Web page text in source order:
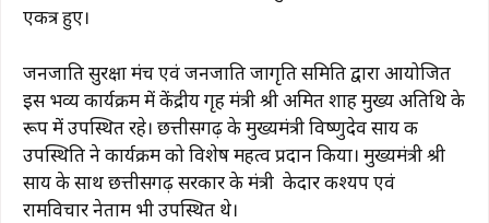
k
एकत्र हुए।
जनजाति सुरक्षा मंच एवं जनजाति जागृति समिति द्वारा आयोजित
इस भव्य कार्यक्रम में केंद्रीय गृह मंत्री श्री अमित शाह मुख्य अतिथि के
रूप में उपस्थित रहे। छत्तीसगढ़ के मुख्यमंत्री विष्णुदेव साय की
उपस्थिति ने कार्यक्रम को विशेष महत्व प्रदान किया। मुख्यमंत्री श्री
साय के साथ छत्तीसगढ़ सरकार के मंत्री केदार कश्यप एवं
रामविचार नेताम भी उपस्थित थे।